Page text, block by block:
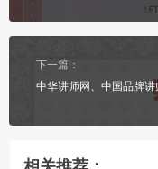
下一篇：
中华讲师网、中国品牌